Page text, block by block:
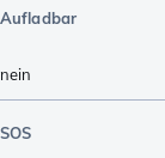
Aufladbar
nein
SOS